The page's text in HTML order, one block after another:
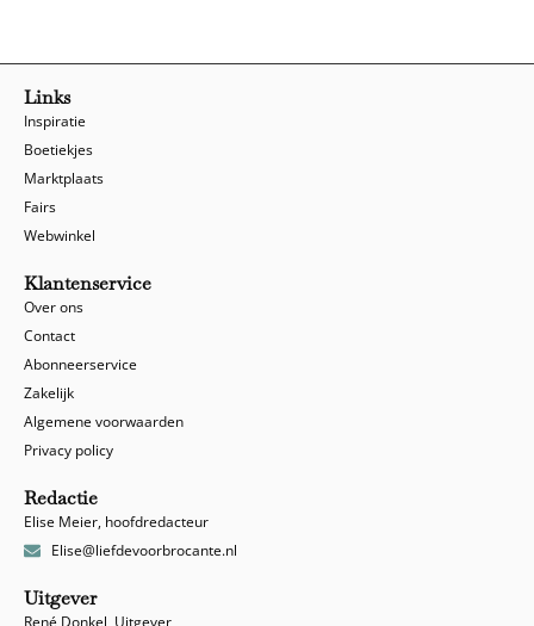
Links
Inspiratie
Boetiekjes
Marktplaats
Fairs
Webwinkel
Klantenservice
Over ons
Contact
Abonneerservice
Zakelijk
Algemene voorwaarden
Privacy policy
Redactie
Elise Meier, hoofdredacteur
Elise@liefdevoorbrocante.nl
Uitgever
René Donkel, Uitgever